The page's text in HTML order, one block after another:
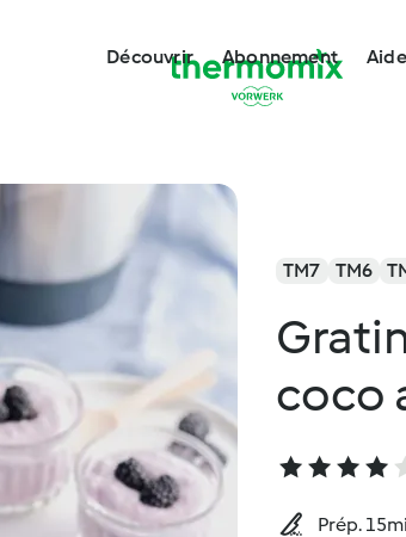
Découvrir Abonnement Aide
TM7 TM6
coco
Prép.